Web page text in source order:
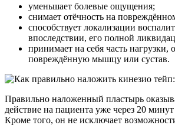
уменьшает болевые ощущения;
снимает отёчность на
способствует локализации
впоследствии, его полной
принимает на себя часть нагрузки,
повреждённую мышцу или сустав.
Правильно наложенный пластырь
действие на пациента уже через 20
Кроме того, он не исключает